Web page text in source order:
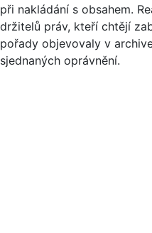
při nakládání s obsahem.
držitelů práv, kteří chtějí
pořady objevovaly v
sjednaných oprávnění.